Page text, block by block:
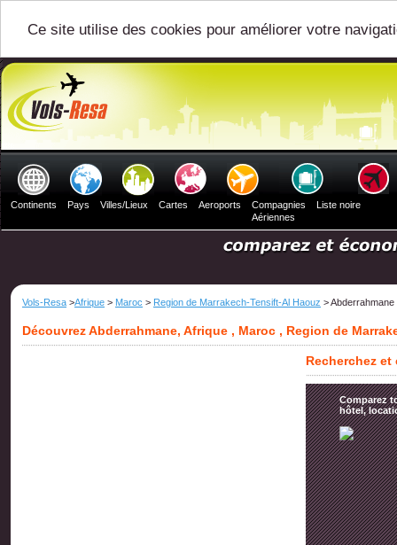
Ce site utilise des cookies pour améliorer votre
Continents Pays Villes/Lieux Cartes Aeroports
Compagnies
Aériennes
Liste noire
Vols-Resa >Afrique > Maroc > Region de Marrakech-Tensift-Al Haouz > Abderrahmane
Découvrez Abderrahmane, Afrique , Maroc , Region de
Recherchez
Comparez
hôtel,